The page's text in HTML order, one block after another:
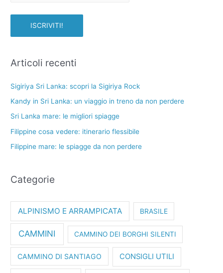
Articoli recenti
Sigiriya Sri Lanka: scopri la Sigiriya Rock
Kandy in Sri Lanka: un viaggio in treno da non perdere
Sri Lanka mare: le migliori spiagge
Filippine cosa vedere: itinerario flessibile
Filippine mare: le spiagge da non perdere
Categorie
ALPINISMO E ARRAMPICATA BRASILE
CAMMINI CAMMINO DEI BORGHI SILENTI
CAMMINO DI SANTIAGO CONSIGLI UTILI